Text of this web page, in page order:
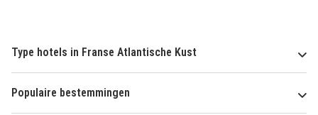
Type hotels in Franse Atlantische Kust
Populaire bestemmingen